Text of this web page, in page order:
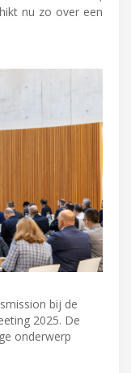
nu zo over een
bij de
2025. De
onderwerp